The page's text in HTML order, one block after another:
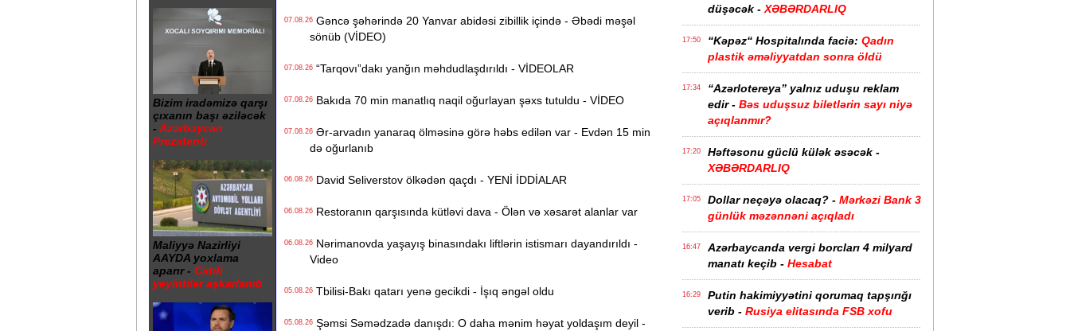
Bizim iradəmizə qarşı
çıxanın başı əziləcək
- Azərbaycan
Prezidenti
Maliyyə Nazirliyi
AAYDA yoxlama
aparır - Ciddi
yeyintilər aşkarlanıb
07.08.26Gəncə şəhərində 20 Yanvar abidəsi zibillik içində - Əbədi məşəl
sönüb (VİDEO)
07.08.26“Tarqovı”dakı yanğın məhdudlaşdırıldı - VİDEOLAR
07.08.26Bakıda 70 min manatlıq naqil oğurlayan şəxs tutuldu - VİDEO
07.08.26Ər-arvadın yanaraq ölməsinə görə həbs edilən var - Evdən 15 min
də oğurlanıb
06.08.26David Seliverstov ölkədən qaçdı - YENİ İDDİALAR
06.08.26Restoranın qarşısında kütləvi dava - Ölən və xəsarət alanlar var
06.08.26Nərimanovda yaşayış binasındakı liftlərin istismarı dayandırıldı -
Video
05.08.26Tbilisi-Bakı qatarı yenə gecikdi - İşıq əngəl oldu
05.08.26Şəmsi Səmədzadə danışdı: O daha mənim həyat yoldaşım deyil -
düşəcək - XƏBƏRDARLIQ
17:50 “Kəpəz“ Hospitalında faciə: Qadın
plastik əməliyyatdan sonra öldü
17:34
“Azərlotereya” yalnız uduşu reklam
edir - Bəs uduşsuz biletlərin sayı niyə
açıqlanmır?
17:20
Həftəsonu güclü külək əsəcək -
XƏBƏRDARLIQ
17:05 Dollar neçəyə olacaq? - Mərkəzi Bank 3
günlük məzənnəni açıqladı
16:47
Azərbaycanda vergi borcları 4 milyard
manatı keçib - Hesabat
16:29
Putin hakimiyyətini qorumaq tapşırığı
verib - Rusiya elitasında FSB xofu